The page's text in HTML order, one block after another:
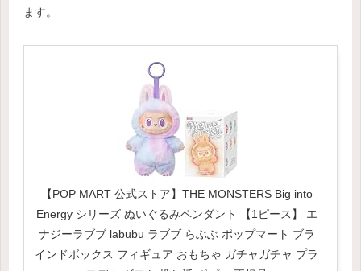
ます。
【POP MART 公式ストア】THE MONSTERS Big into
Energy シリーズ ぬいぐるみペンダント 【1ピース】 エ
ナジーラブブ labubu ラブブ らぶぶ ポップマート ブラ
インドボックス フィギュア おもちゃ ガチャガチャ プラ